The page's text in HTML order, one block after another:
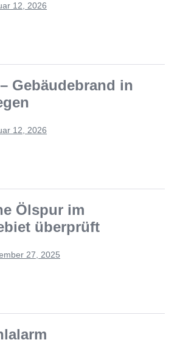
12, 2026
Gebäudebrand in
12, 2026
Ölspur im
überprüft
27, 2025